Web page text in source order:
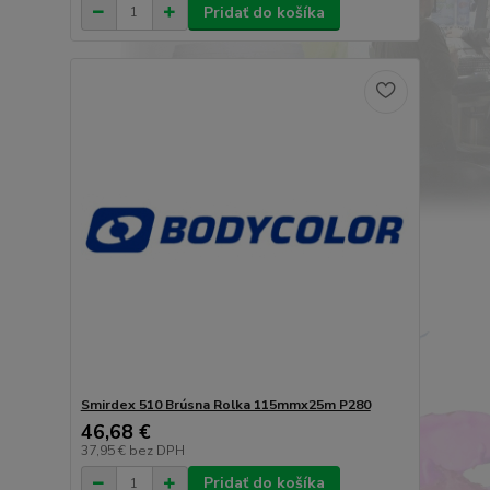
Pridať do košíka
Smirdex 510 Brúsna Rolka 115mmx25m P280
46,68 €
37,95 € bez DPH
Pridať do košíka